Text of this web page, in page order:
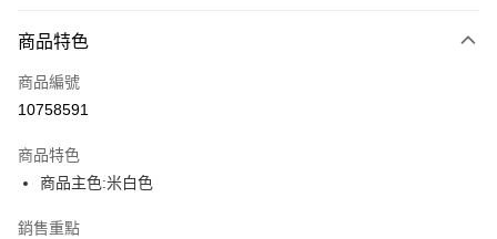
信用卡一次付款
LINE Pay
街口支付
悠遊付
商品特色
商品編號
10758591
商品特色
商品主色:米白色
銷售重點